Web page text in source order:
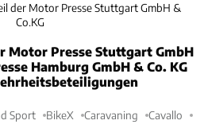
der Motor Presse Stuttgart GmbH &
Co.KG
Motor Presse Stuttgart GmbH
Hamburg GmbH & Co. KG
Sport BikeX Caravaning Cavallo